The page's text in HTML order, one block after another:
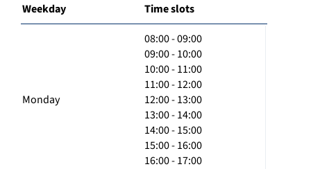
Weekday Time slots
Monday
08:00 - 09:00
09:00 - 10:00
10:00 - 11:00
11:00 - 12:00
12:00 - 13:00
13:00 - 14:00
14:00 - 15:00
15:00 - 16:00
16:00 - 17:00